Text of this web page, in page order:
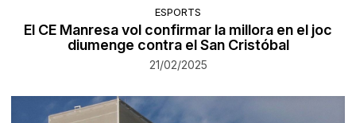
ESPORTS
El CE Manresa vol confirmar la millora en el joc
diumenge contra el San Cristóbal
21/02/2025